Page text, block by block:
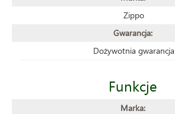
Zippo
Gwarancja:
Dożywotnia gwarancja
Funkcje
Marka: